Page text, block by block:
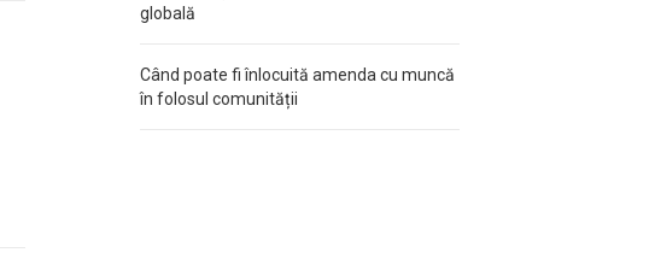
globală
Când poate fi înlocuită amenda cu muncă
în folosul comunității